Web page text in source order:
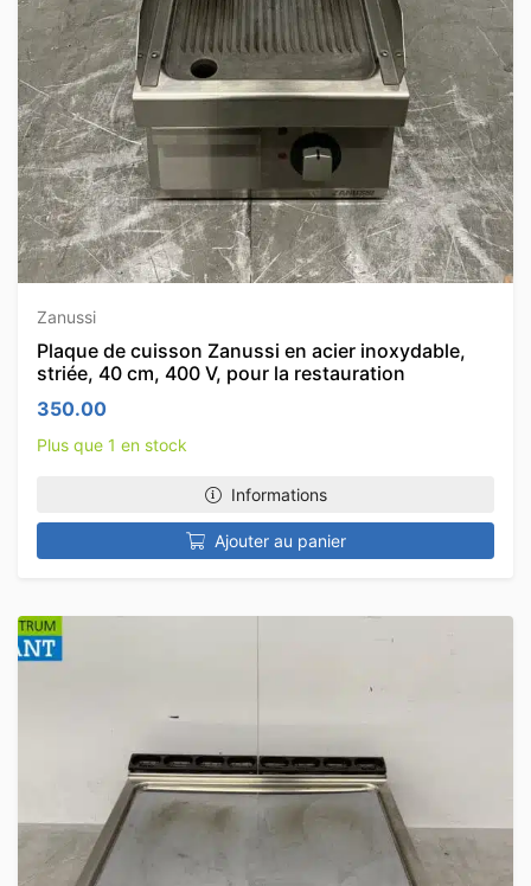
Zanussi
Plaque de cuisson Zanussi en acier inoxydable,
striée, 40 cm, 400 V, pour la restauration
350.00
Plus que 1 en stock
Informations
Ajouter au panier